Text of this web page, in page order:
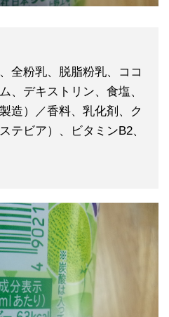
全粉乳、脱脂粉乳、ココ
、デキストリン、食塩、
造）／香料、乳化剤、ク
テビア）、ビタミンB2、